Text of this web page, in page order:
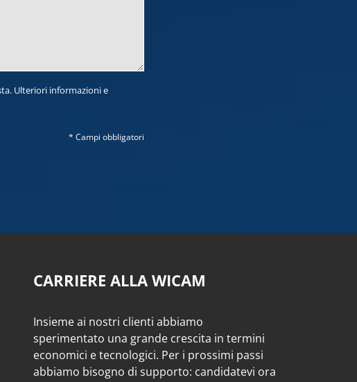
Ulteriori informazioni e
* Campi obbligatori
CARRIERE ALLA WICAM
Insieme ai nostri clienti abbiamo
sperimentato una grande crescita in termini
economici e tecnologici. Per i prossimi passi
abbiamo bisogno di supporto: candidatevi ora